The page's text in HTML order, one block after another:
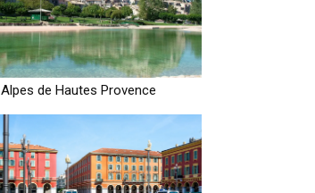
Alpes de Hautes Provence